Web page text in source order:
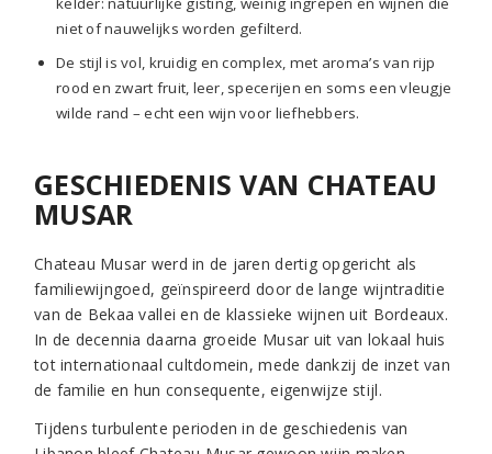
niet of nauwelijks worden gefilterd.
De stijl is vol, kruidig en complex, met aroma’s van rijp
rood en zwart fruit, leer, specerijen en soms een vleugje
wilde rand – echt een wijn voor liefhebbers.
GESCHIEDENIS VAN CHATEAU
MUSAR
Chateau Musar werd in de jaren dertig opgericht als
familiewijngoed, geïnspireerd door de lange wijntraditie
van de Bekaa vallei en de klassieke wijnen uit Bordeaux.
In de decennia daarna groeide Musar uit van lokaal huis
tot internationaal cultdomein, mede dankzij de inzet van
de familie en hun consequente, eigenwijze stijl.
Tijdens turbulente perioden in de geschiedenis van